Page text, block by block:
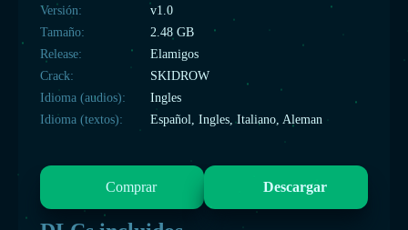
Versión:
v1.0
Tamaño:
2.48 GB
Release:
Elamigos
Crack:
SKIDROW
Idioma (audios):
Ingles
Idioma (textos):
Español, Ingles, Italiano, Aleman
Comprar Descargar